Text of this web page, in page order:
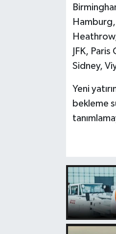
JFK,
Sidney,
Yeni
bekleme